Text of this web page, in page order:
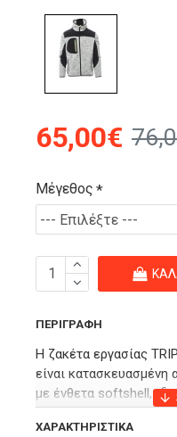
65,00€
Μέγεθος
ΠΕΡΙΓΡΑΦΉ
Η ζακέτα εργασίας
είναι
με ένθετα softshell,
ζεστούς σε κρύες
και στην
ΧΑΡΑΚΤΗΡΙΣΤΙΚΆ